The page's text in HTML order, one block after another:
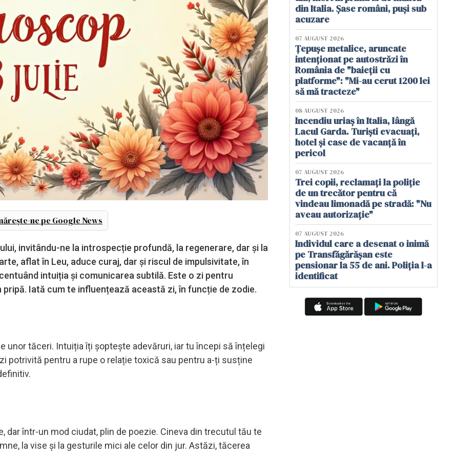
ne pe Google News
invitându-ne la introspecție profundă, la regenerare, dar și la
aflat în Leu, aduce curaj, dar și riscul de impulsivitate, în
intuiția și comunicarea subtilă. Este o zi pentru
Iată cum te influențează această zi, în funcție de zodie.
unor tăceri. Intuiția îți șoptește adevăruri, iar tu începi să înțelegi
potrivită pentru a rupe o relație toxică sau pentru a-ți susține
într-un mod ciudat, plin de poezie. Cineva din trecutul tău te
la vise și la gesturile mici ale celor din jur. Astăzi, tăcerea
din Italia. Șase români, puși sub
acuzare
07 AUGUST 2026
Țepușe metalice, aruncate
intenționat pe autostrăzi în
România de "baieții cu
platforme": "Mi-au cerut 1200 lei
să mă tracteze"
08 AUGUST 2026
Incendiu uriaș în Italia, lângă
Lacul Garda. Turiști evacuați,
hotel și case de vacanță în
pericol
07 AUGUST 2026
Trei copii, reclamați la poliție
de un trecător pentru că
vindeau limonadă pe stradă: "Nu
aveau autorizație"
07 AUGUST 2026
Individul care a desenat o inimă
pe Transfăgărășan este
pensionar la 55 de ani. Poliția l-a
identificat